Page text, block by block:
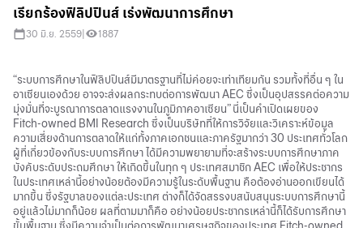
เรียกร้องฟิลิปปินส์ เร่งพัฒนาการศึกษา
30 มิ.ย. 2559 1887
“ระบบการศึกษาในฟิลิปปินส์มีมาตรฐานที่ไม่ค่อยจะเท่าเทียมกัน รวมทั้งที่อื่น ๆ ใน
อาเซียนเองด้วย อาจจะส่งผลกระทบต่อการพัฒนา AEC ซึ่งเป็นอุปสรรคต่อความ
มุ่งมั่นที่จะบูรณาการตลาดแรงงานในภูมิภาคอาเซียน” นี่เป็นคำเปิดเผยของ
Fitch-owned BMI Research ซึ่งเป็นบริษัทที่ให้การวิจัยและวิเคราะห์ข้อมูล
ความเสี่ยงด้านการตลาดให้แก่ทั้งภาคเอกชนและภาครัฐมากว่า 30 ประเทศทั่วโลก
ผู้ที่เกี่ยวข้องกับระบบการศึกษา ได้มีความพยายามที่จะสร้างระบบการศึกษาภาค
บังคับระดับประถมศึกษา ให้เกิดขึ้นในทุก ๆ ประเทศสมาชิก AEC เพื่อให้ประชากร
ในประเทศเหล่านี้อย่างน้อยต้องมีความรู้ในระดับพื้นฐาน คือต้องอ่านออกเขียนได้
มากขึ้น ซึ่งรัฐบาลของแต่ละประเทศ ต่างก็ได้จัดสรรงบสนับสนุนระบบการศึกษานี้
อยู่แล้วไม่มากก็น้อย ผลที่ตามมาก็คือ อย่างน้อยประชากรเหล่านี้ก็ได้รับการศึกษา